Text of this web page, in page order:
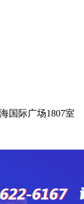
国际广场1807室